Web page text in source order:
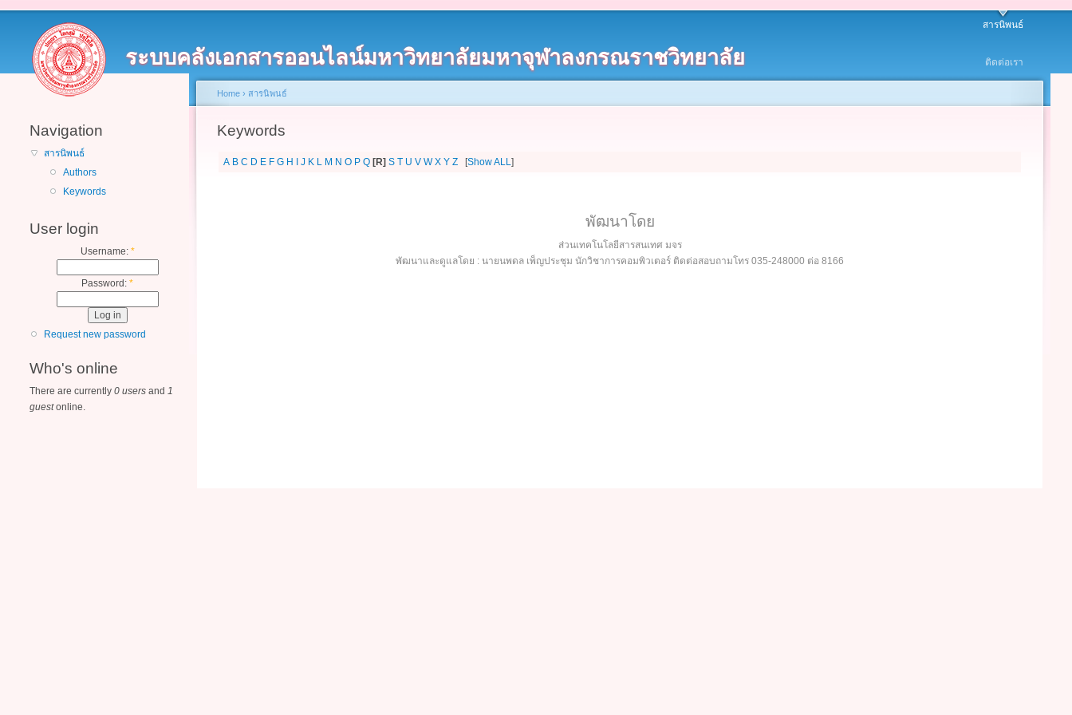
ระบบคลังเอกสารออนไลน์มหาวิทยาลัยมหาจุฬาลงกรณราชวิทยาลัย
สารนิพนธ์
ติดต่อเรา
Navigation
สารนิพนธ์
Authors
Keywords
User login
Username: *
Password: *
Request new password
Who's online
There are currently 0 users and 1
guestonline.
Home › สารนิพนธ์
Keywords
A B C D E F G H J K L M N O P Q [R] S T U V W X Y Z [Show ALL]
พัฒนาโดย
ส่วนเทคโนโลยีสารสนเทศ มจร
พัฒนาและดูแลโดย : นายนพดล เพ็ญประชุม นักวิชาการคอมพิวเตอร์ ติดต่อสอบถามโทร 035-248000 ต่อ 8166